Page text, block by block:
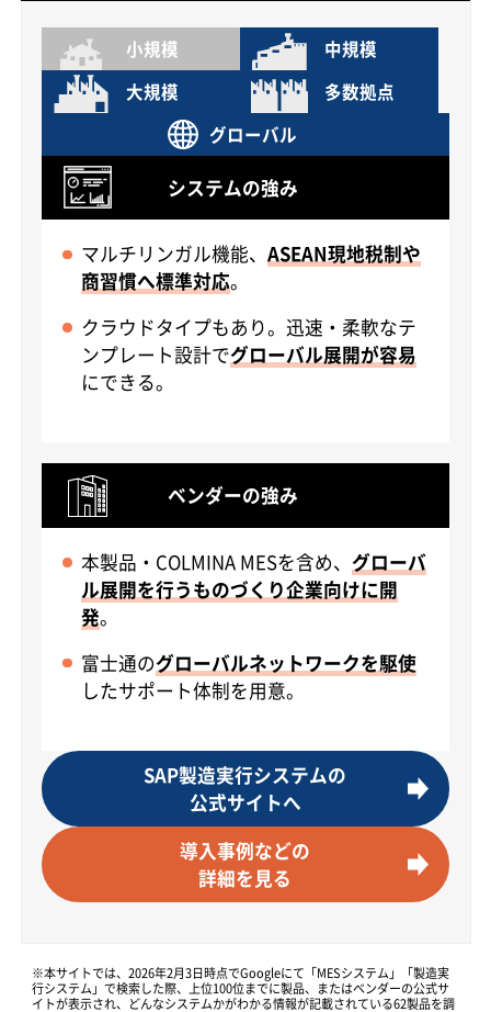
小規模
中規模
大規模
多数拠点
グローバル
システムの強み
マルチリンガル機能、ASEAN現地税制や
商習慣へ標準対応。
クラウドタイプもあり。迅速・柔軟なテ
ンプレート設計でグローバル展開が容易
にできる。
ベンダーの強み
本製品・COLMINA MESを含め、グローバ
ル展開を行うものづくり企業向けに開
発。
富士通のグローバルネットワークを駆使
したサポート体制を用意。
SAP製造実行システムの
公式サイトへ
導入事例などの
詳細を見る
※本サイトでは、2026年2月3日時点でGoogleにて「MESシステム」「製造実
行システム」で検索した際、上位100位までに製品、またはベンダーの公式サ
イトが表示され、どんなシステムかがわかる情報が記載されている62製品を調